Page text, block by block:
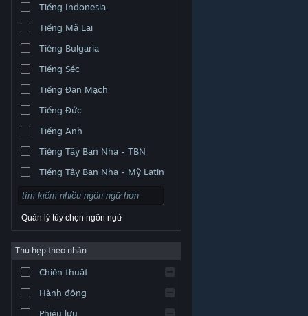
thương hiệu là tài sản của chủ sở hữu tương ứng tại
Pháp lý
Hỗ trợ tiếp cận
ký Steam
|Hoàn tiền|
Tiếng Indonesia
Tiếng Mã Lai
Tiếng Bulgaria
Tiếng Séc
Tiếng Đan Mạch
Tiếng Đức
Tiếng Anh
Tiếng Tây Ban Nha - TBN
Tiếng Tây Ban Nha - Mỹ Latin
Quản lý tùy chọn ngôn ngữ
Thu hẹp theo nhãn
Chiến thuật
Hành động
Phiêu lưu